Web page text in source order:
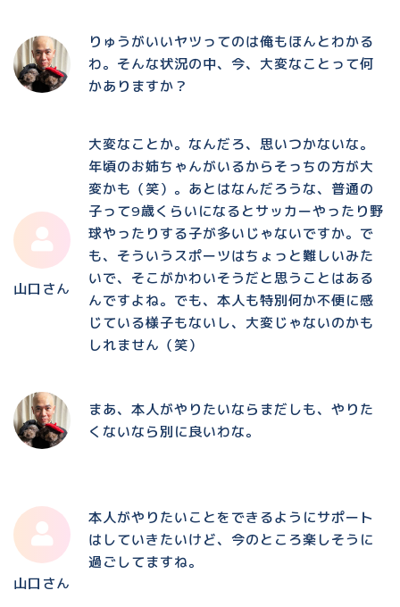
りゅうがいいヤツってのは俺もほんとわかる
わ。そんな状況の中、今、大変なことって何
かありますか？
山口さん
大変なことか。なんだろ、思いつかないな。
年頃のお姉ちゃんがいるからそっちの方が大
変かも（笑）。あとはなんだろうな、普通の
子って9歳くらいになるとサッカーやったり野
球やったりする子が多いじゃないですか。で
も、そういうスポーツはちょっと難しいみた
いで、そこがかわいそうだと思うことはある
んですよね。でも、本人も特別何か不便に感
じている様子もないし、大変じゃないのかも
しれません（笑）
まあ、本人がやりたいならまだしも、やりた
くないなら別に良いわな。
山口さん
本人がやりたいことをできるようにサポート
はしていきたいけど、今のところ楽しそうに
過ごしてますね。